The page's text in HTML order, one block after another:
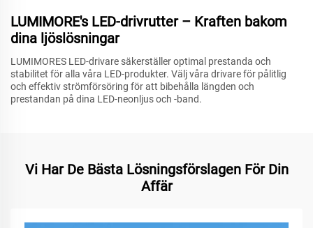
LUMIMORE's LED-drivrutter – Kraften bakom
dina ljöslösningar
LUMIMORES LED-drivare säkerställer optimal prestanda och
stabilitet för alla våra LED-produkter. Välj våra drivare för pålitlig
och effektiv strömförsöring för att bibehålla längden och
prestandan på dina LED-neonljus och -band.
Vi Har De Bästa Lösningsförslagen För Din
Affär